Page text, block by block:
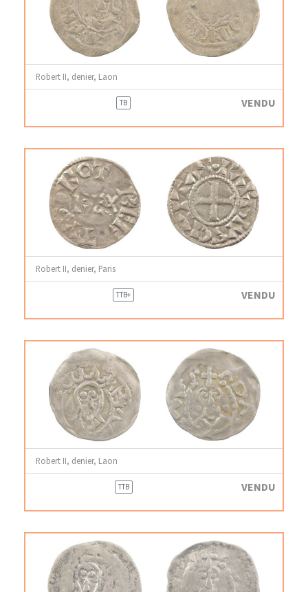
Robert II, denier, Laon
TB VENDU
Robert II, denier, Paris
TTB+ VENDU
Robert II, denier, Laon
TTB VENDU